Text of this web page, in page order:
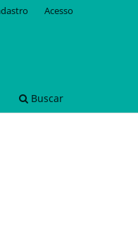
Buscar
Acesso